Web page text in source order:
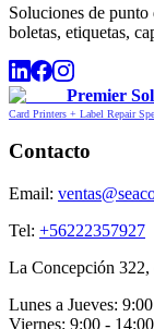
Soluciones de punto
boletas, etiquetas,
Premier
Card Printers + Label Repair
Contacto
Email:
Tel: +56222357927
La Concepción
Lunes a Jueves:
Viernes: 9:00 -